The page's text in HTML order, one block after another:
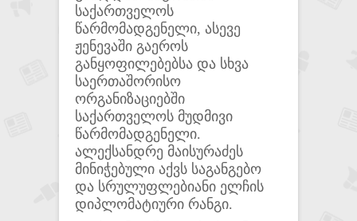
საქართველოს
წარმომადგენელი, ასევე
ჟენევაში გაეროს
განყოფილებებსა და სხვა
საერთაშორისო
ორგანიზაციებში
საქართველოს მუდმივი
წარმომადგენელი.
ალექსანდრე მაისურაძეს
მინიჭებული აქვს საგანგებო
და სრულუფლებიანი ელჩის
დიპლომატიური რანგი.